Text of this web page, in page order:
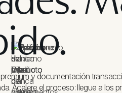
y documentación
Acelere el proceso: llegue a los